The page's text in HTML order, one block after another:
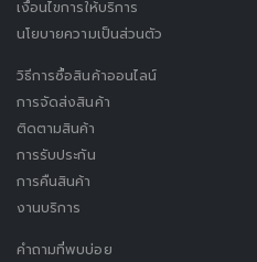
เงื่อนไขการให้บริการ
นโยบายความเป็นส่วนตัว
วิธีการซื้อสินค้าออนไลน์
การจัดส่งสินค้า
ติดตามสินค้า
การรับประกัน
การคืนสินค้า
งานบริการ
คำถามที่พบบ่อย